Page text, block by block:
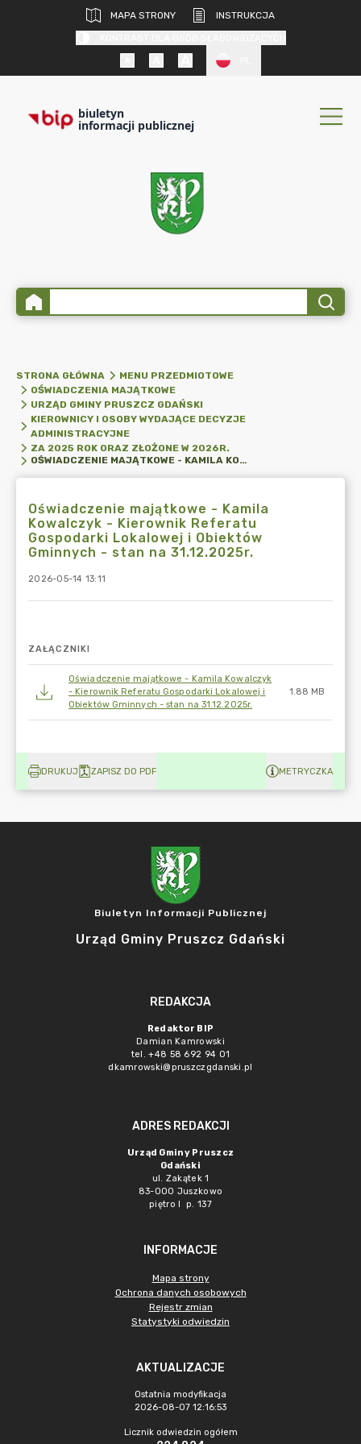
MAPA STRONY
INSTRUKCJA
biuletyn
informacji publicznej
STRONA GŁÓWNA
MENU PRZEDMIOTOWE
OŚWIADCZENIA MAJĄTKOWE
URZĄD GMINY PRUSZCZ GDAŃSKI
KIEROWNICY I OSOBY WYDAJĄCE DECYZJE
ADMINISTRACYJNE
ZA 2025 ROK ORAZ ZŁOŻONE W 2026R.
OŚWIADCZENIE MAJĄTKOWE - KAMILA KOWALCZYK - KIEROWNIK REFERATU GOSPODARKI LOKALOWEJ I OBIEKTÓW GMINNYCH - STAN NA 31.12.2025R.
Oświadczenie majątkowe - Kamila
Kowalczyk - Kierownik Referatu
Gospodarki Lokalowej i Obiektów
Gminnych - stan na 31.12.2025r.
2026-05-14 13:11
ZAŁĄCZNIKI
Oświadczenie majątkowe - Kamila Kowalczyk
- Kierownik Referatu Gospodarki Lokalowej i
Obiektów Gminnych - stan na 31.12.2025r.
1.88 MB
DRUKUJ ZAPISZ DO PDF METRYCZKA
Biuletyn Informacji Publicznej
Urząd Gminy Pruszcz Gdański
REDAKCJA
Redaktor BIP
Damian Kamrowski
tel. +48 58 692 94 01
dkamrowski@pruszczgdanski.pl
ADRES REDAKCJI
Urząd Gminy Pruszcz
Gdański
ul. Zakątek 1
83-000 Juszkowo
piętro I p. 137
INFORMACJE
Mapa strony
Ochrona danych osobowych
Rejestr zmian
Statystyki odwiedzin
AKTUALIZACJE
Ostatnia modyfikacja
2026-08-07 12:16:53
Licznik odwiedzin ogółem